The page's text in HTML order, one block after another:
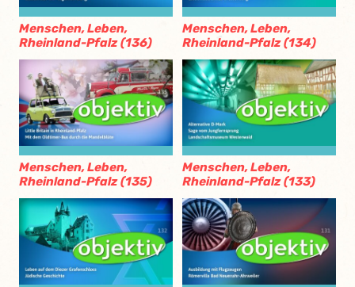
Menschen, Leben,
Rheinland-Pfalz (136)
Menschen, Leben,
Rheinland-Pfalz (134)
Menschen, Leben,
Rheinland-Pfalz (135)
Menschen, Leben,
Rheinland-Pfalz (133)